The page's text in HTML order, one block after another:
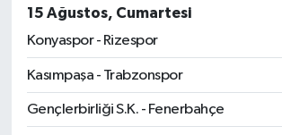
15 Ağustos, Cumartesi
Konyaspor - Rizespor
Kasımpaşa - Trabzonspor
Gençlerbirliği S.K. - Fenerbahçe